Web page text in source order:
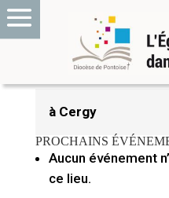
21 octobre 2020
à Cergy
PROCHAINS
Aucun événement
ce lieu.